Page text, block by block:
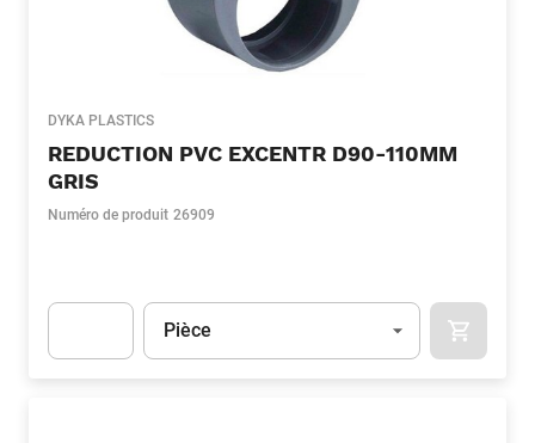
DYKA PLASTICS
REDUCTION PVC EXCENTR D90-110MM
GRIS
Numéro de produit 26909
Unité
Pièce